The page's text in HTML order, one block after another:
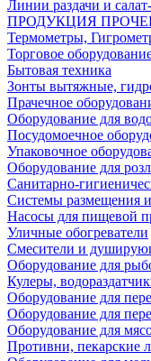
Линии раздачи и
ПРОДУКЦИЯ
Термометры,
Торговое
Бытовая техника
Зонты вытяжные,
Прачечное
Оборудование для
Посудомоечное
Упаковочное
Оборудование для
Санитарно-
Системы размещения
Насосы для пищевой
Уличные обогреватели
Смесители и
Оборудование для
Кулеры,
Оборудование для
Оборудование для
Оборудование для
Противни, пекарские